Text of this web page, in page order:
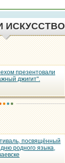
ИСКУССТВО
презентовали
джигит".
посвящённый
родного языка,